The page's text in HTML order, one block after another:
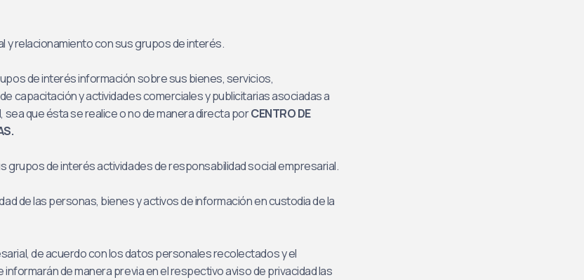
y relacionamiento con sus grupos de interés.
de interés información sobre sus bienes, servicios,
capacitación y actividades comerciales y publicitarias asociadas a
sea que ésta se realice o no de manera directa porCENTRO DE
grupos de interés actividades de responsabilidad social empresarial.
de las personas, bienes y activos de información en custodia de la
de acuerdo con los datos personales recolectados y el
informarán de manera previa en el respectivo aviso de privacidad las